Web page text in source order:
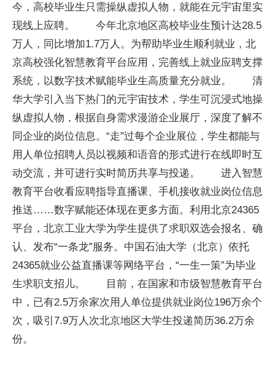
今，高校毕业生只需操纵虚拟人物，就能在元宇宙里实
现线上应聘。 今年北京地区高校毕业生预计达28.5
万人，同比增加1.7万人。为帮助毕业生顺利就业，北
京高校强化智慧教育平台应用，完善线上就业应聘支撑
系统，以数字技术赋能毕业生高质量充分就业。 清
华大学引入当下热门的元宇宙技术，学生可沉浸式地操
纵虚拟人物，根据自身需求漫游企业展厅，深度了解不
同企业的岗位信息。“走”过每个企业展位，学生都能与
用人单位招聘人员以视频和语音的形式进行在线即时互
动交流，并可进行实时简历共享与投递。 进入智慧
教育平台收看应聘指导直播课、手机接收就业岗位信息
推送……数字赋能还体现在更多方面。利用北京24365
平台，北京工业大学为学生提供了求职双选会报名、确
认、发布“一条龙”服务。中国石油大学（北京）依托
24365就业公益直播课等网络平台，“一生一策”为毕业
生求职支招儿。 目前，在国家和市级智慧教育平台
中，已有2.5万余家次用人单位提供就业岗位196万余个
次，吸引7.9万人次北京地区大学生投递简历36.2万余
份。